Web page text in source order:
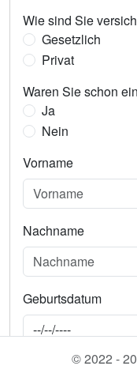
Wie sind Sie
Gesetzlich
Privat
Waren Sie schon
Ja
Nein
Vorname
Nachname
Geburtsdatum
© 2022 -